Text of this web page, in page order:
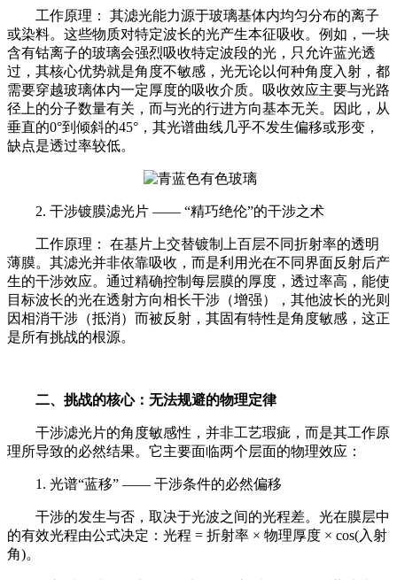
工作原理： 其滤光能力源于玻璃基体内均匀分布的离子
或染料。这些物质对特定波长的光产生本征吸收。例如，一块
含有钴离子的玻璃会强烈吸收特定波段的光，只允许蓝光透
过，其核心优势就是角度不敏感，光无论以何种角度入射，都
需要穿越玻璃体内一定厚度的吸收介质。吸收效应主要与光路
径上的分子数量有关，而与光的行进方向基本无关。因此，从
垂直的0°到倾斜的45°，其光谱曲线几乎不发生偏移或形变，
缺点是透过率较低。
2. 干涉镀膜滤光片 —— “精巧绝伦”的干涉之术
工作原理： 在基片上交替镀制上百层不同折射率的透明
薄膜。其滤光并非依靠吸收，而是利用光在不同界面反射后产
生的干涉效应。通过精确控制每层膜的厚度，透过率高，能使
目标波长的光在透射方向相长干涉（增强），其他波长的光则
因相消干涉（抵消）而被反射，其固有特性是角度敏感，这正
是所有挑战的根源。
二、挑战的核心：无法规避的物理定律
干涉滤光片的角度敏感性，并非工艺瑕疵，而是其工作原
理所导致的必然结果。它主要面临两个层面的物理效应：
1. 光谱“蓝移” —— 干涉条件的必然偏移
干涉的发生与否，取决于光波之间的光程差。光在膜层中
的有效光程由公式决定：光程 = 折射率 × 物理厚度 × cos(入射
角)。